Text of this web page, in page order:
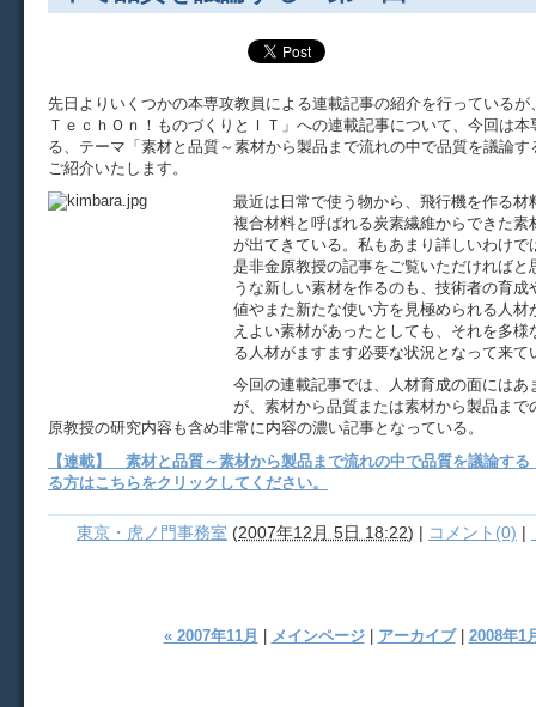
先日よりいくつかの本専攻教員による連載記事の紹介を行っている
ＴｅｃｈＯｎ！ものづくりとＩＴ」への連載記事について、今回は
る、テーマ「素材と品質～素材から製品まで流れの中で品質を議論
ご紹介いたします。
最近は日常で使う物から、飛行機を作る材
複合材料と呼ばれる炭素繊維からできた素
が出てきている。私もあまり詳しいわけで
是非金原教授の記事をご覧いただければと
うな新しい素材を作るのも、技術者の育成
値やまた新たな使い方を見極められる人材
えよい素材があったとしても、それを多様
る人材がますます必要な状況となって来て
今回の連載記事では、人材育成の面にはあ
が、素材から品質または素材から製品まで
原教授の研究内容も含め非常に内容の濃い記事となっている。
【連載】 素材と品質～素材から製品まで流れの中で品質を議論す
る方はこちらをクリックしてください。
東京・虎ノ門事務室 (2007年12月 5日 18:22) | コメント(0) |
« 2007年11月 メインページ| アーカイブ| 2008年1